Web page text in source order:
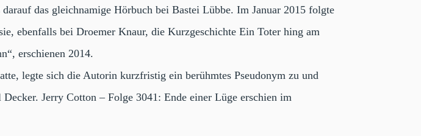
das gleichnamige Hörbuch bei Bastei Lübbe. Im Januar 2015 folgte
ebenfalls bei Droemer Knaur, die Kurzgeschichte Ein Toter hing am
erschienen 2014.
legte sich die Autorin kurzfristig ein berühmtes Pseudonym zu und
Jerry Cotton – Folge 3041: Ende einer Lüge erschien im